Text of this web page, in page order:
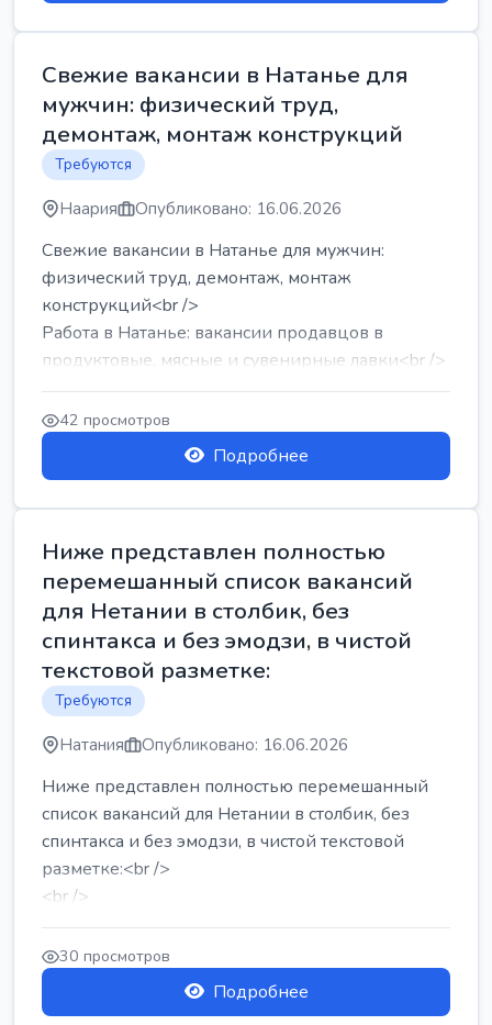
Свежие вакансии в Натанье для
мужчин: физический труд,
демонтаж, монтаж конструкций
Требуются
Наария Опубликовано: 16.06.2026
Свежие вакансии в Натанье для мужчин:
физический труд, демонтаж, монтаж
конструкций<br />
Работа в Натанье: вакансии продавцов в
продуктовые, мясные и сувенирные лавки<br />
Разнорабочий на сборку м...
42 просмотров
Подробнее
Ниже представлен полностью
перемешанный список вакансий
для Нетании в столбик, без
спинтакса и без эмодзи, в чистой
текстовой разметке:
Требуются
Натания Опубликовано: 16.06.2026
Ниже представлен полностью перемешанный
список вакансий для Нетании в столбик, без
спинтакса и без эмодзи, в чистой текстовой
разметке:<br />
<br />
Работа в Нетании на мебельном производстве:
требу...
30 просмотров
Подробнее